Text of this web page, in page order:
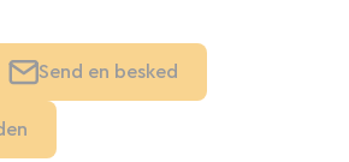
Send en besked